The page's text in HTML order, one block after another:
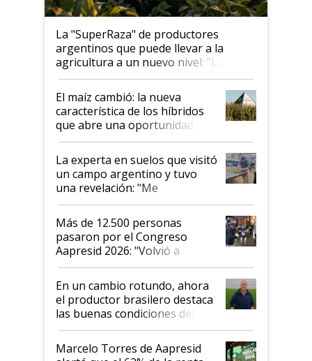
La "SuperRaza" de productores
argentinos que puede llevar a la
agricultura a un nuevo nivel: "Las
posibilidades de crecimiento son
infinitas"
El maíz cambió: la nueva
característica de los híbridos
que abre una oportunidad en
el lote
La experta en suelos que visitó
un campo argentino y tuvo
una revelación: "Me
impresionó mucho"
Más de 12.500 personas
pasaron por el Congreso
Aapresid 2026: "Volvió a
demostrar que hablar del
suelo es hablar de todo el
sistema productivo"
En un cambio rotundo, ahora
el productor brasilero destaca
las buenas condiciones del
agro argentino para invertir:
"Los veo más motivados"
Marcelo Torres de Aapresid